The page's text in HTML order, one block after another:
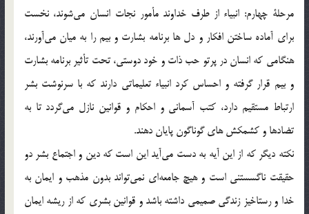
مرحلة چهارم: انبياء از طرف خداوند مأمور نجات انسان مي‌شوند، نخست
براي آماده ساختن افكار و دل ها برنامه بشارت و بيم را به ميان مي‌آورند،
هنگامي كه انسان در پرتو حب ذات و خود دوستي، تحت تأثير برنامه بشارت
و بيم قرار گرفته و احساس كرد انبياء تعليماتي دارند كه با سرنوشت بشر
ارتباط مستقيم دارد، كتب آسماني و احكام و قوانين نازل مي‌گردد تا به
تضادها و كشمكش هاي گوناگون پايان دهند.
نكته ديگر كه از اين آيه به دست مي‌آيد اين است كه دين و اجتماع بشر دو
حقيقت ناگسستني است و هيچ جامعه‌اي نمي‌تواند بدون مذهب و ايمان به
خدا و رستاخيز زندگي صميمي داشته باشد و قوانين بشري كه از ريشه ايمان